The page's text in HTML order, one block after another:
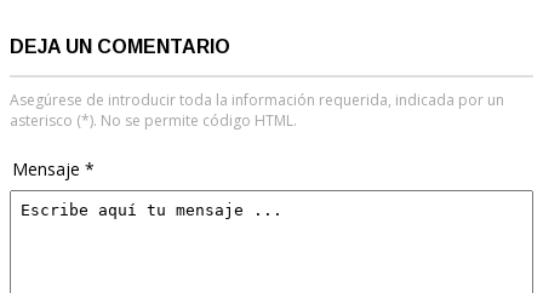
DEJA UN COMENTARIO
Asegúrese de introducir toda la información requerida, indicada por un
asterisco (*). No se permite código HTML.
Mensaje *